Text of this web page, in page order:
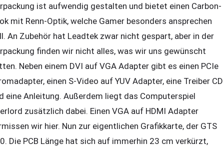
ist aufwendig gestalten und bietet einen Carbon-
mit Renn-Optik, welche Gamer besonders ansprechen
An Zubehör hat Leadtek zwar nicht gespart, aber in der
finden wir nicht alles, was wir uns gewünscht
Neben einem DVI auf VGA Adapter gibt es einen PCIe
einen S-Video auf YUV Adapter, eine Treiber CD
eine Anleitung. Außerdem liegt das Computerspiel
zusätzlich dabei. Einen VGA auf HDMI Adapter
wir hier. Nun zur eigentlichen Grafikkarte, der GTS
Die PCB Länge hat sich auf immerhin 23 cm verkürzt,